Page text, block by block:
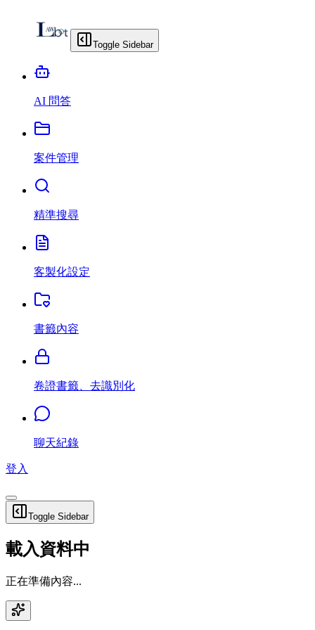
Toggle Sidebar
AI 問答
案件管理
精準搜尋
客製化設定
書籤內容
卷證書籤、去識別化
聊天紀錄
登入
Toggle Sidebar
載入資料中
正在準備內容...